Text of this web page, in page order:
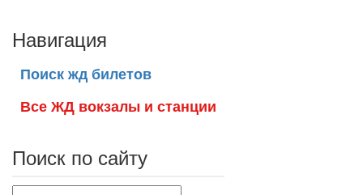
Навигация
Поиск жд билетов
Все ЖД вокзалы и станции
Поиск по сайту